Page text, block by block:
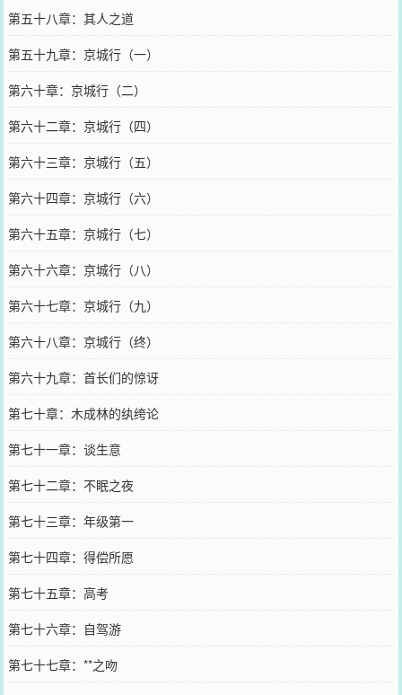
第五十八章：其人之道
第五十九章：京城行（一）
第六十章：京城行（二）
第六十二章：京城行（四）
第六十三章：京城行（五）
第六十四章：京城行（六）
第六十五章：京城行（七）
第六十六章：京城行（八）
第六十七章：京城行（九）
第六十八章：京城行（终）
第六十九章：首长们的惊讶
第七十章：木成林的纨绔论
第七十一章：谈生意
第七十二章：不眠之夜
第七十三章：年级第一
第七十四章：得偿所愿
第七十五章：高考
第七十六章：自驾游
第七十七章：**之吻